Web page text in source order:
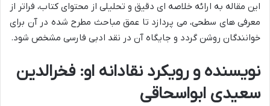
این مقاله به ارائه خلاصه ای دقیق و تحلیلی از محتوای کتاب، فراتر از
معرفی های سطحی، می پردازد تا عمق مباحث مطرح شده در آن برای
خوانندگان روشن گردد و جایگاه آن در نقد ادبی فارسی مشخص شود.
نویسنده و رویکرد نقادانه او: فخرالدین
سعیدی ابواسحاقی